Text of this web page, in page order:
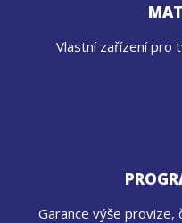
Vlastní zařízení pro
Garance výše provize,